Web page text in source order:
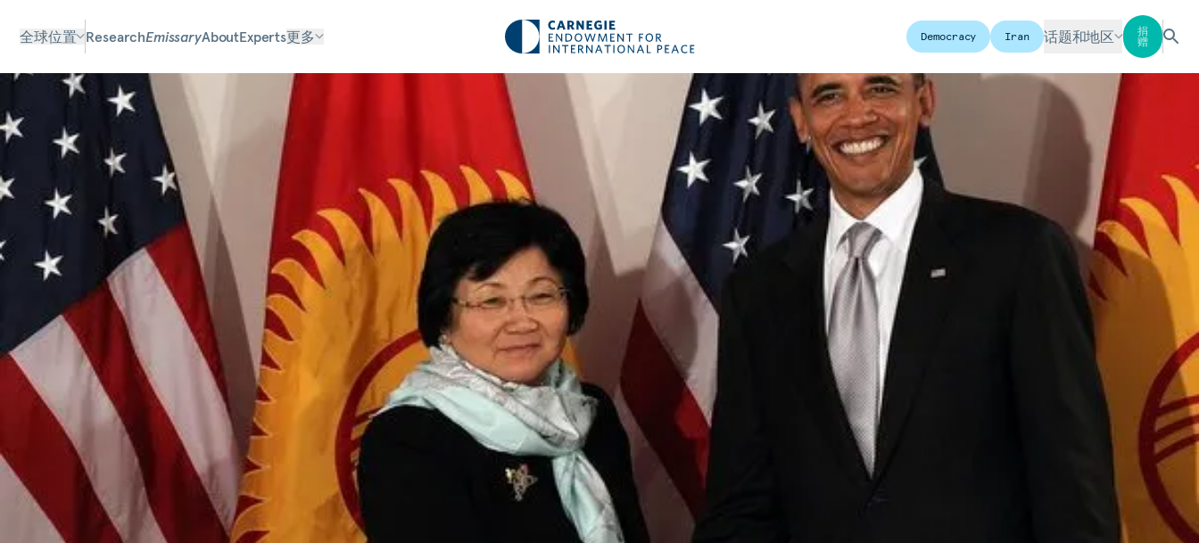
全球位置 ResearchEmissaryAboutExperts更多 Democracy Iran 话题和地区
捐
赠